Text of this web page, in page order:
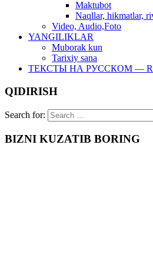
Maktubot
Naqllar, hikmatlar,
Video, Audio,Foto
YANGILIKLAR
Muborak kun
Tarixiy sana
ТЕКСТЫ НА РУССКОМ —
QIDIRISH
Search for:
BIZNI KUZATIB BORING